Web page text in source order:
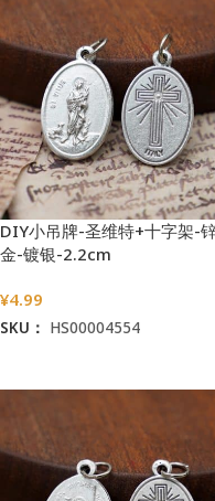
DIY小吊牌-圣维特+十字架-
金-镀银-2.2cm
¥4.99
SKU： HS00004554